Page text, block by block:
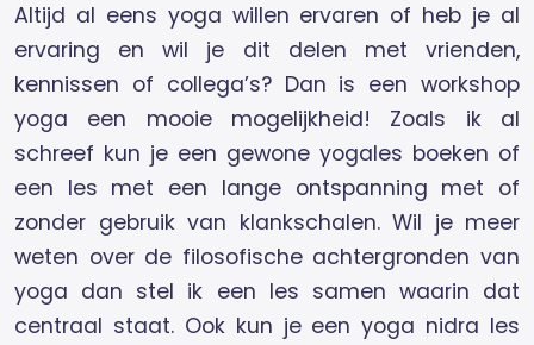
Altijd al eens yoga willen ervaren of heb je al
ervaring en wil je dit delen met vrienden,
kennissen of collega’s? Dan is een workshop
yoga een mooie mogelijkheid! Zoals ik al
schreef kun je een gewone yogales boeken of
een les met een lange ontspanning met of
zonder gebruik van klankschalen. Wil je meer
weten over de filosofische achtergronden van
yoga dan stel ik een les samen waarin dat
centraal staat. Ook kun je een yoga nidra les